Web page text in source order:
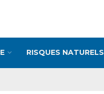
RISQUES NATURELS